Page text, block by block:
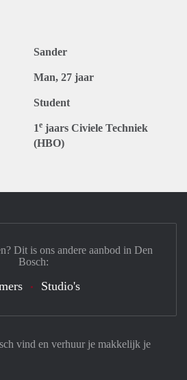
Sander
Man, 27 jaar
Student
1e jaars Civiele Techniek
(HBO)
vind en verhuur je makkelijk je
Dit is ons andere aanbod in Den
Bosch:
Studio's